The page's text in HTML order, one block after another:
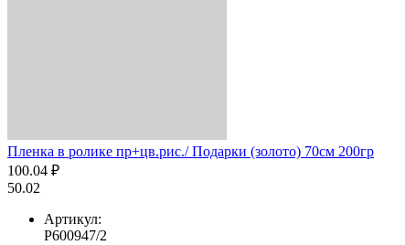
Пленка в ролике пр+цв.рис./ Подарки (золото) 70см 200гр
100.04 ₽
50.02
Артикул:
Р600947/2